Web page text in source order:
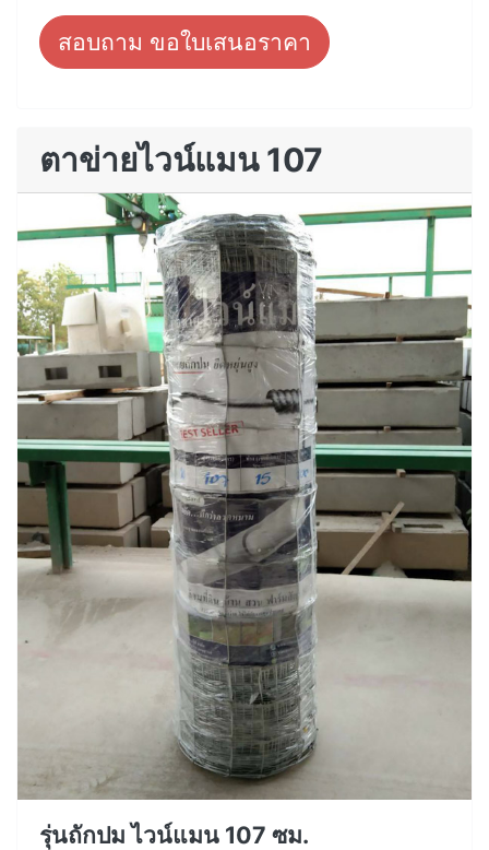
สอบถาม ขอใบเสนอราคา
ตาข่ายไวน์แมน 107
รุ่นถักปม ไวน์แมน 107 ซม.